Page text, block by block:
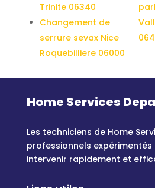
Trinite 06340
Changement de
serrure sevax Nice
Roquebilliere 06000
Home Services
Les techniciens de Home
professionnels expérimentés
intervenir rapidement et